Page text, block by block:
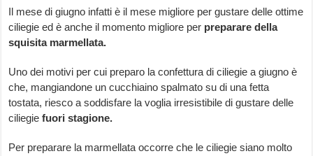
Il mese di giugno infatti è il mese migliore per gustare delle ottime
ciliegie ed è anche il momento migliore per preparare della
squisita marmellata.
Uno dei motivi per cui preparo la confettura di ciliegie a giugno è
che, mangiandone un cucchiaino spalmato su di una fetta
tostata, riesco a soddisfare la voglia irresistibile di gustare delle
ciliegiefuori stagione.
Per preparare la marmellata occorre che le ciliegie siano molto